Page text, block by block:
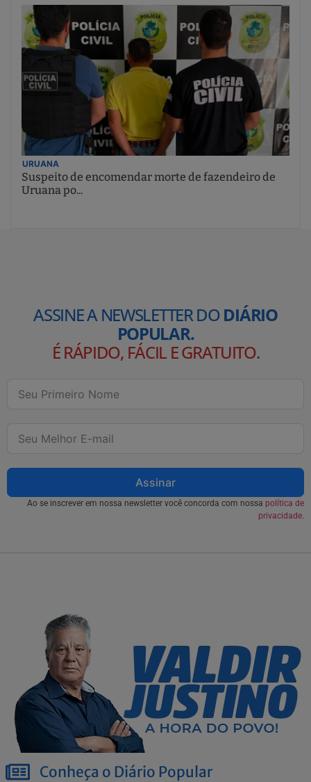
URUANA
Suspeito de encomendar morte de fazendeiro de
Uruana po...
ASSINE A NEWSLETTER DODIÁRIO
POPULAR.
É RÁPIDO, FÁCIL E GRATUITO.
Assinar
Ao se inscrever em nossa newsletter você concorda com nossa política de
privacidade.
Conheça o Diário Popular